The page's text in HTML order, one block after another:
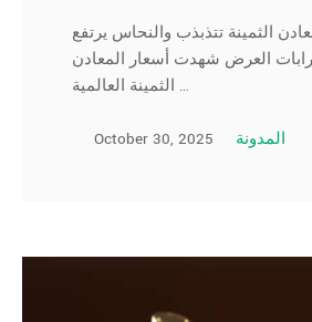
الثمينة تتذبذب والنحاس يرتفع
العرض شهدت أسعار المعادن
الثمينة العالمية …
October 30, 2025 المدونة